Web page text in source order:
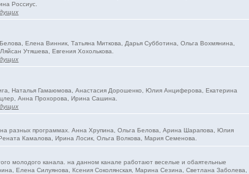
Россиус.
Елена Винник, Татьяна Миткова, Дарья Субботина, Ольга Вохмянина,
Утяшева, Евгения Хохолькова.
Наталья Гамаюмова, Анастасия Дорошенко, Юлия Анциферова, Екатерина
Анна Прохорова, Ирина Сашина.
разных программах. Анна Хрупина, Ольга Белова, Арина Шарапова, Юлия
Камалова, Ирина Лосик, Ольга Волкова, Мария Семенова.
молодого канала. на данном канале работают веселые и обаятельные
Елена Силуянова, Ксения Соколянская, Марина Сезина, Светлана Заболева,